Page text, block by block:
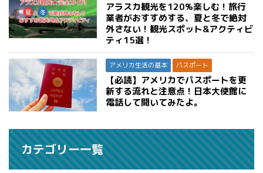
アラスカ観光を120%楽しむ！旅行
業者がおすすめする、夏と冬で絶対
外さない！観光スポット&アクティビ
ティ15選！
アメリカ生活の基本 パスポート
【必読】アメリカでパスポートを更
新する流れと注意点！日本大使館に
電話して聞いてみたよ。
カテゴリー一覧